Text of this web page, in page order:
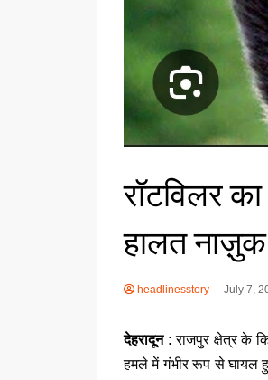
रॉटविलर
हालत नाज़ुक
headlinesstory July 7,
देहरादून : राजपुर क्षेत्र के
हमले में गंभीर रूप से घायल